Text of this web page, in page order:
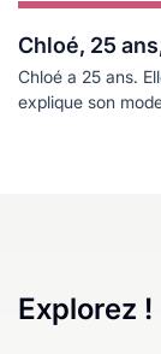
Chloé, 25
Chloé a 25 ans.
explique son
Explorez !